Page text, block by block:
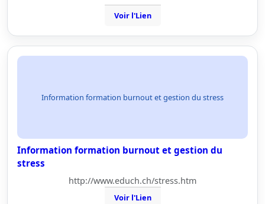
Voir l'Lien
Information formation burnout et gestion du stress
Information formation burnout et gestion du
stress
http://www.educh.ch/stress.htm
Voir l'Lien